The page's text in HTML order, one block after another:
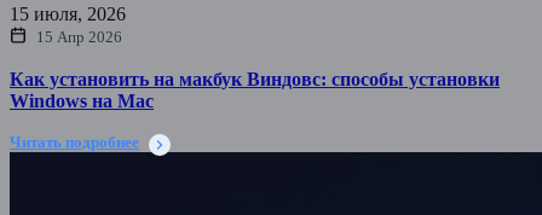
15 июля, 2026
15 Апр 2026
Как установить на макбук Виндовс: способы установки
Windows на Mac
Читать подробнее